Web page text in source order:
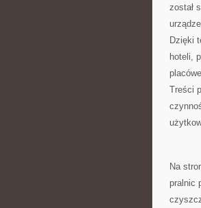
został
Dzięki
hoteli,
Treści
Na
pralnic